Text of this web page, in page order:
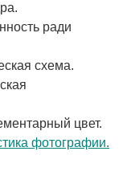
ради
схема.
цвет.
фотографии.